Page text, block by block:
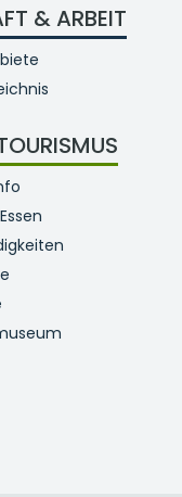
& ARBEIT